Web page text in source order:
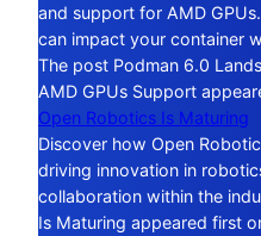
and support for AMD
can impact your container
The post Podman 6.0
AMD GPUs Support
Open Robotics Is Maturing
Discover how Open
driving innovation in
collaboration within the
Is Maturing appeared first